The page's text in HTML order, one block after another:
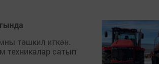
тәшкил иткән.
сатып